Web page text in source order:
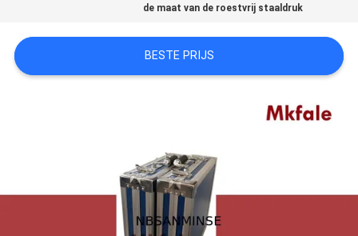
PRIVACYBELEID
de maat van de roestvrij staaldruk
BESTE PRIJS